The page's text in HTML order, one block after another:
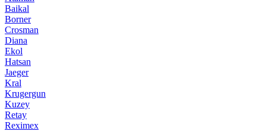
Baikal
Borner
Crosman
Diana
Ekol
Hatsan
Jaeger
Kral
Krugergun
Kuzey
Retay
Reximex